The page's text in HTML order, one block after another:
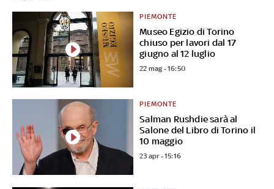
Museo Egizio di Torino
chiuso per lavori dal 17
giugno al 12 luglio
PIEMONTE
22 mag - 16:50
Salman Rushdie sarà al
Salone del Libro di Torino il
10 maggio
PIEMONTE
23 apr - 15:16